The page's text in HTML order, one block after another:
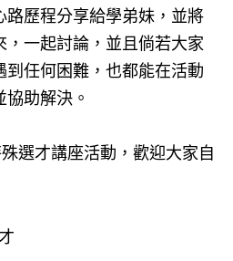
路歷程分享給學弟妹，並將
，一起討論，並且倘若大家
任何困難，也都能在活動
助解決。
選才講座活動，歡迎大家自